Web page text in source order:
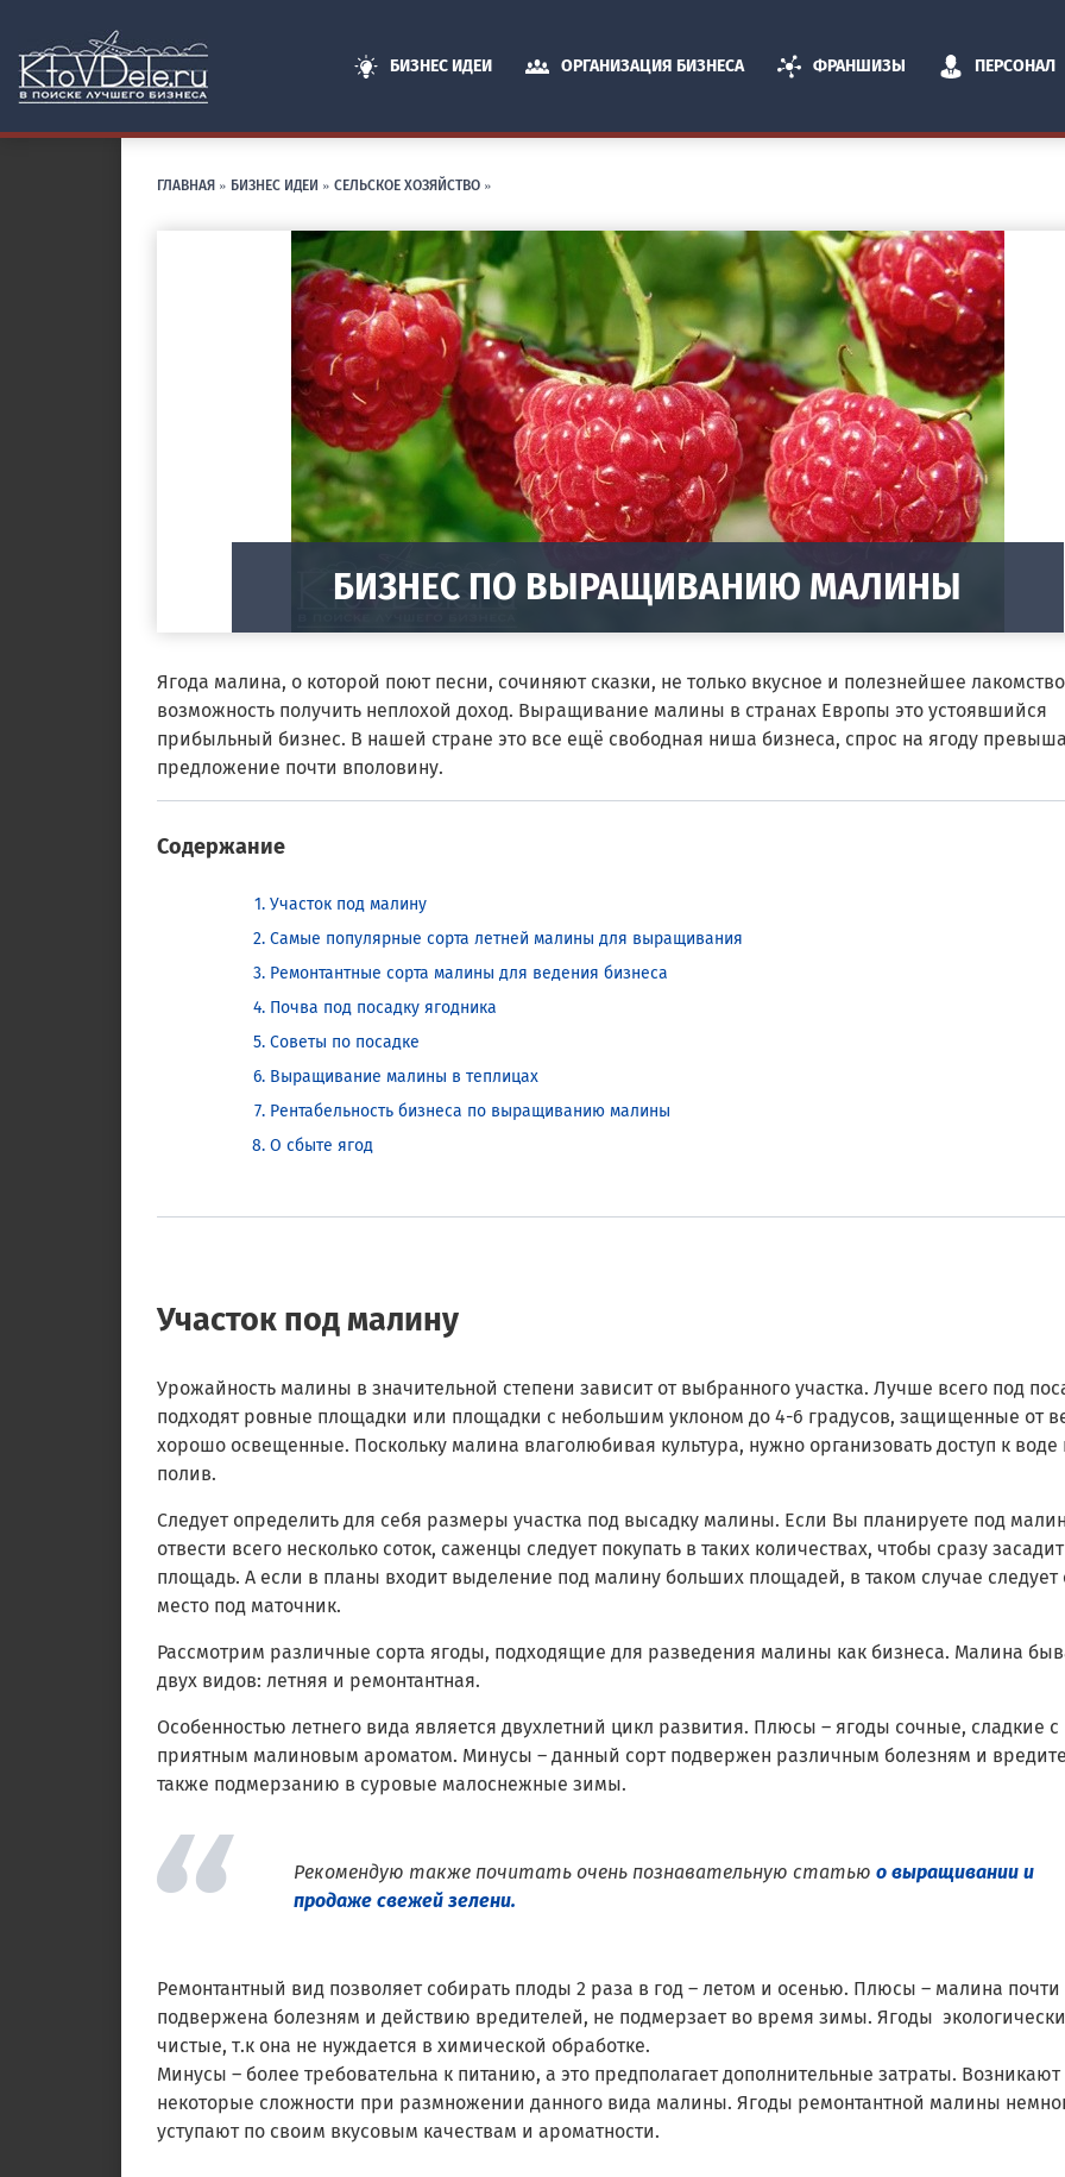
БИЗНЕС ИДЕИ ОРГАНИЗАЦИЯ БИЗНЕСА ФРАНШИЗЫ ПЕРСОНАЛ
ГЛАВНАЯ » БИЗНЕС ИДЕИ » СЕЛЬСКОЕ ХОЗЯЙСТВО »
БИЗНЕС ПО ВЫРАЩИВАНИЮ МАЛИНЫ
Ягода малина, о которой поют песни, сочиняют сказки, не только вкусное и полезнейшее
возможность получить неплохой доход. Выращивание малины в странах Европы это устоявшийся
прибыльный бизнес. В нашей стране это все ещё свободная ниша бизнеса, спрос на ягоду
предложение почти вполовину.
Содержание
Участок под малину
Самые популярные сорта летней малины для выращивания
Ремонтантные сорта малины для ведения бизнеса
Почва под посадку ягодника
Советы по посадке
Выращивание малины в теплицах
Рентабельность бизнеса по выращиванию малины
О сбыте ягод
Участок под малину
Урожайность малины в значительной степени зависит от выбранного участка. Лучше всего под
подходят ровные площадки или площадки с небольшим уклоном до 4-6 градусов, защищенные от
хорошо освещенные. Поскольку малина влаголюбивая культура, нужно организовать доступ к воде
полив.
Следует определить для себя размеры участка под высадку малины. Если Вы планируете под
отвести всего несколько соток, саженцы следует покупать в таких количествах, чтобы сразу
площадь. А если в планы входит выделение под малину больших площадей, в таком случае следует
место под маточник.
Рассмотрим различные сорта ягоды, подходящие для разведения малины как бизнеса. Малина
двух видов: летняя и ремонтантная.
Особенностью летнего вида является двухлетний цикл развития. Плюсы – ягоды сочные, сладкие с
приятным малиновым ароматом. Минусы – данный сорт подвержен различным болезням и
также подмерзанию в суровые малоснежные зимы.
Рекомендую также почитать очень познавательную статью о выращивании и
продаже свежей зелени.
Ремонтантный вид позволяет собирать плоды 2 раза в год – летом и осенью. Плюсы – малина почти
подвержена болезням и действию вредителей, не подмерзает во время зимы. Ягоды экологически
чистые, т.к она не нуждается в химической обработке.
Минусы – более требовательна к питанию, а это предполагает дополнительные затраты. Возникают
некоторые сложности при размножении данного вида малины. Ягоды ремонтантной малины
уступают по своим вкусовым качествам и ароматности.